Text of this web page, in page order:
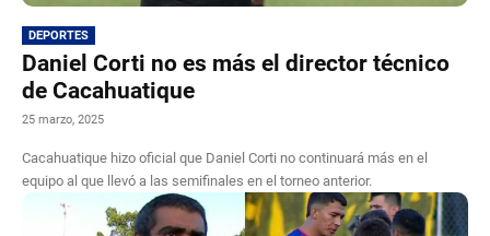
DEPORTES
Daniel Corti no es más el director técnico
de Cacahuatique
25 marzo, 2025
Cacahuatique hizo oficial que Daniel Corti no continuará más en el
equipo al que llevó a las semifinales en el torneo anterior.